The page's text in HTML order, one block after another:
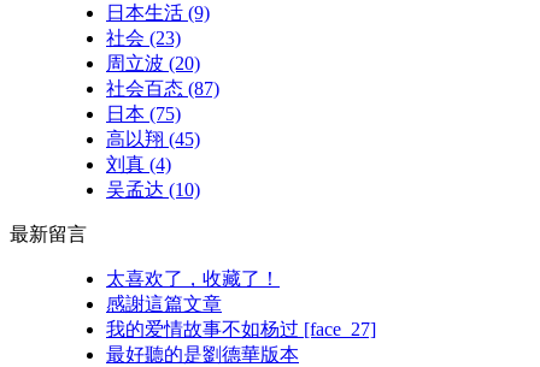
日本生活 (9)
社会 (23)
周立波 (20)
社会百态 (87)
日本 (75)
高以翔 (45)
刘真 (4)
吴孟达 (10)
最新留言
太喜欢了，收藏了！
感謝這篇文章
我的爱情故事不如杨过 [face_27]
最好聽的是劉德華版本